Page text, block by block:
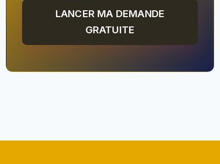
LANCER MA DEMANDE
GRATUITE